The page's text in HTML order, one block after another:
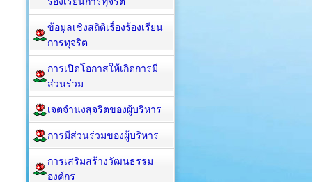
ข้อมูลเชิงสถิติเรื่องร้องเรียน
การทุจริต
การเปิดโอกาสให้เกิดการมี
ส่วนร่วม
เจตจำนงสุจริตของผู้บริหาร
การมีส่วนร่วมของผู้บริหาร
การเสริมสร้างวัฒนธรรม
องค์กร